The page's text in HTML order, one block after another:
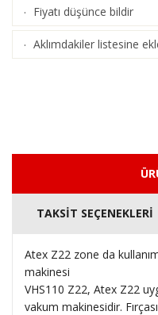
· Fiyatı düşünce bildir
· Aklımdakiler listesine
TAKSİT SEÇENEKLERİ
Atex Z22 zone da
makinesi
VHS110 Z22, Atex Z22
vakum makinesidir.